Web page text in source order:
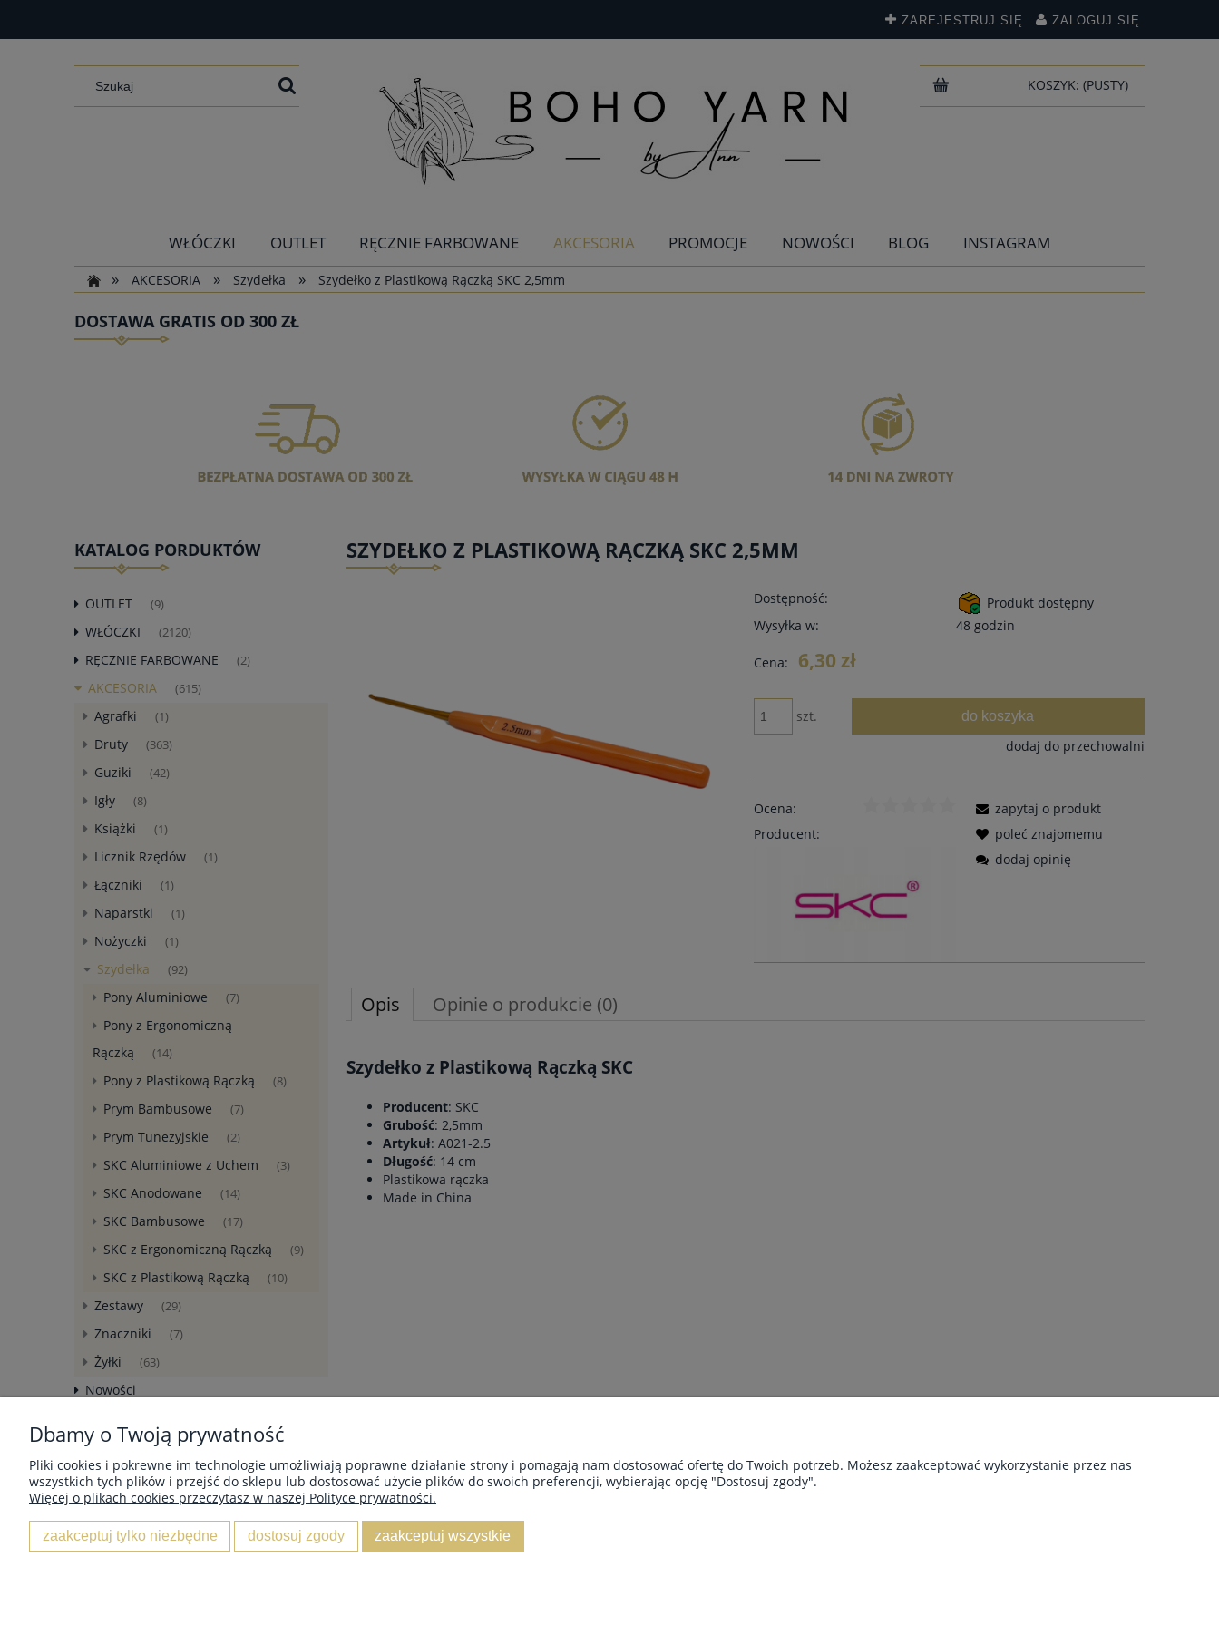
ZAREJESTRUJ SIĘ ZALOGUJ SIĘ
KOSZYK: (PUSTY)
WŁÓCZKI OUTLET RĘCZNIE FARBOWANE AKCESORIA PROMOCJE NOWOŚCI BLOG
INSTAGRAM
»
AKCESORIA » Szydełka » Szydełko z Plastikową Rączką SKC 2,5mm
DOSTAWA GRATIS OD 300 ZŁ
KATALOG PORDUKTÓW
OUTLET (9)
WŁÓCZKI (2120)
RĘCZNIE FARBOWANE (2)
AKCESORIA (615)
Agrafki (1)
Druty (363)
Guziki (42)
Igły (8)
Książki (1)
Licznik Rzędów (1)
Łączniki (1)
Naparstki (1)
Nożyczki (1)
Szydełka (92)
Pony Aluminiowe (7)
Pony z Ergonomiczną
Rączką
(14)
Pony z Plastikową Rączką (8)
Prym Bambusowe (7)
Prym Tunezyjskie (2)
SKC Aluminiowe z Uchem (3)
SKC Anodowane (14)
SKC Bambusowe (17)
SKC z Ergonomiczną Rączką (9)
SKC z Plastikową Rączką (10)
Zestawy (29)
Znaczniki (7)
Żyłki (63)
Nowości
SZYDEŁKO Z PLASTIKOWĄ RĄCZKĄ SKC 2,5MM
Dostępność:
Produkt dostępny
Wysyłka w:
48 godzin
Cena: 6,30 zł
szt. do koszyka
dodaj do przechowalni
Ocena:
Producent:
zapytaj o produkt
poleć znajomemu
dodaj opinię
Opis Opinie o produkcie (0)
Szydełko z Plastikową Rączką SKC
Producent: SKC
Grubość: 2,5mm
Artykuł: A021-2.5
Długość: 14 cm
Plastikowa rączka
Made in China
Twoje zamówienia
Regulamin
Dbamy o Twoją prywatność
Pliki cookies i pokrewne im technologie umożliwiają poprawne działanie strony i pomagają nam dostosować ofertę do Twoich potrzeb. Możesz zaakceptować wykorzystanie przez nas
wszystkich tych plików i przejść do sklepu lub dostosować użycie plików do swoich preferencji, wybierając opcję "Dostosuj zgody".
Więcej o plikach cookies przeczytasz w naszej Polityce prywatności.
zaakceptuj tylko niezbędne dostosuj zgody zaakceptuj wszystkie